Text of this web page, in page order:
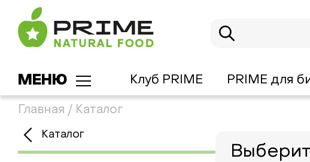
МЕНЮ Клуб PRIME PRIME для
Главная / Каталог
Каталог